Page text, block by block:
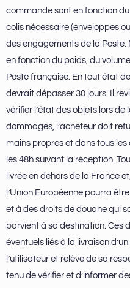
commande sont en fonction
colis nécessaire (enveloppes
des engagements de la
en fonction du poids, du
Poste française. En tout état
devrait dépasser 30 jours. Il
vérifier l’état des objets lors de
dommages, l’acheteur doit
mains propres et dans tous
les 48h suivant la réception.
livrée en dehors de la France
l’Union Européenne pourra
et à des droits de douane qui
parvient à sa destination. Ces
éventuels liés à la livraison
l’utilisateur et relève de sa
tenu de vérifier et d’informer